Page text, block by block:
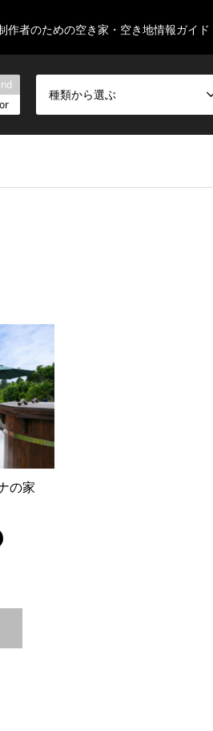
作者のための空き家・空き地情報ガイド
or
種類から選ぶ
の家